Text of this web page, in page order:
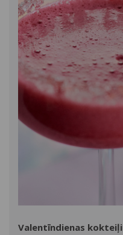
Valentīndienas kokteiļi